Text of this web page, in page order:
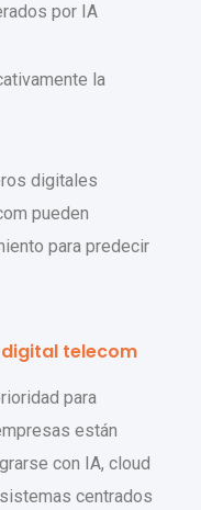
por IA
la
digitales
pueden
para predecir
telecom
para
están
con IA, cloud
centrados